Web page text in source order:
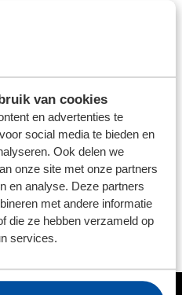
van cookies
en advertenties te
social media te bieden en
Ook delen we
onze site met onze partners
en analyse. Deze partners
met andere informatie
die ze hebben verzameld op
services.
jij altijd je favoriete club
of bij de sportclub.
producten binnen 5
zijn per
het retourneren van
via: feanstore@sc-
uw ordernummer in de
artikelen mogen